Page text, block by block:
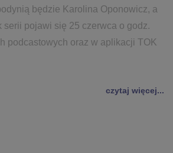
będzie Karolina Oponowicz, a
serii pojawi się 25 czerwca o godz.
podcastowych oraz w aplikacji TOK
czytaj więcej...